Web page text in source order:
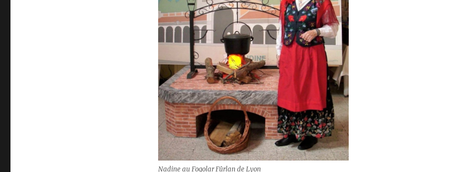
Nadine au Fogolar Fûrlan de Lyon